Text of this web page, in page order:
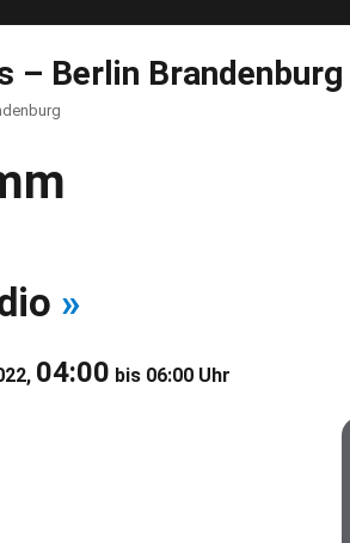
– Berlin Brandenburg
»
04:00 bis 06:00 Uhr